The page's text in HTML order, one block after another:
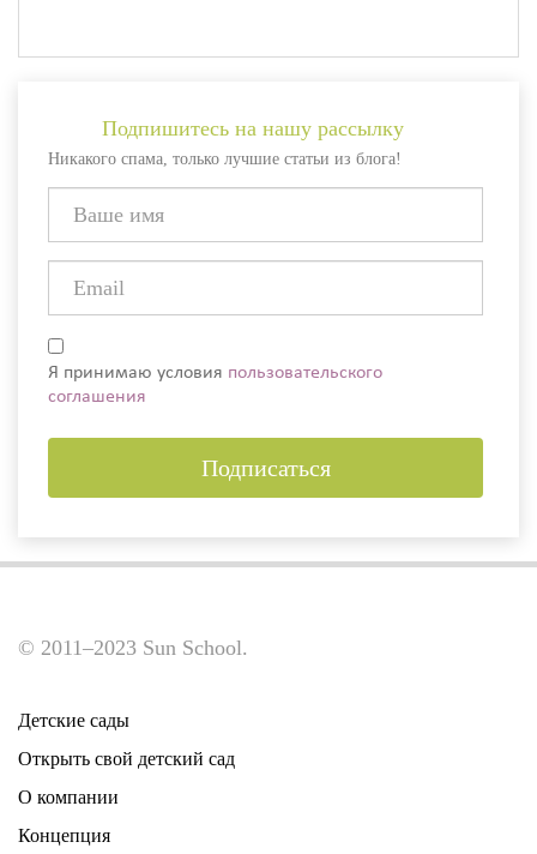
Подпишитесь на нашу рассылку
Никакого спама, только лучшие статьи из блога!
Я принимаю условия пользовательского
соглашения
Подписаться
© 2011–2023 Sun School.
Детские сады
Открыть свой детский сад
О компании
Концепция